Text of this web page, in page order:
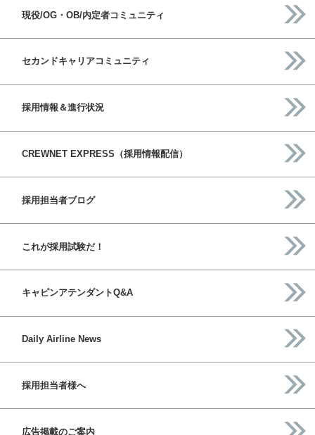
現役/OG・OB/内定者コミュニティ
セカンドキャリアコミュニティ
採用情報＆進行状況
CREWNET EXPRESS（採用情報配信）
採用担当者ブログ
これが採用試験だ！
キャビンアテンダントQ&A
Daily Airline News
採用担当者様へ
広告掲載のご案内